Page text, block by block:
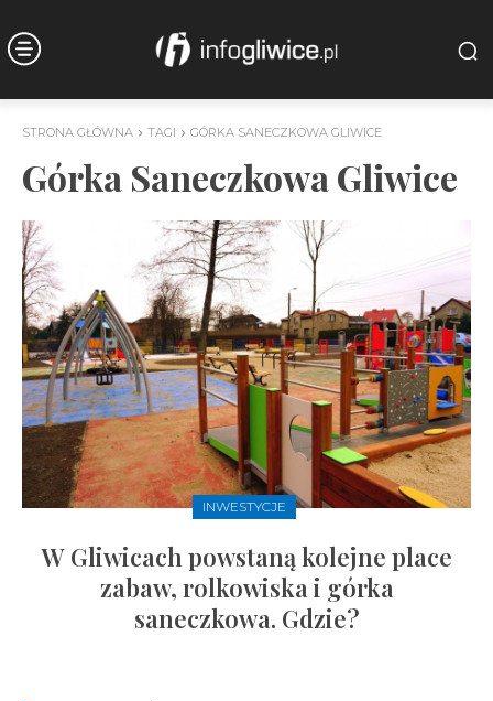
STRONA GŁÓWNA TAGI GÓRKA SANECZKOWA GLIWICE
Górka Saneczkowa Gliwice
INWESTYCJE
W Gliwicach powstaną kolejne place
zabaw, rolkowiska i górka
saneczkowa. Gdzie?